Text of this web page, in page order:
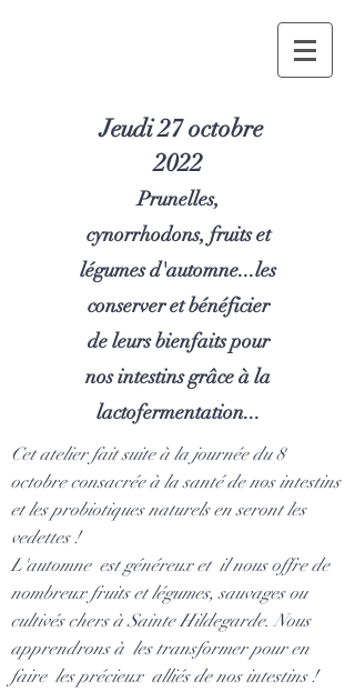
Jeudi 27 octobre
2022
Prunelles,
cynorrhodons, fruits et
légumes d'automne...les
conserver et bénéficier
de leurs bienfaits pour
nos intestins grâce à la
lactofermentation...
Cet atelier fait suite à la journée du 8
octobre consacrée à la santé de nos intestins
et les probiotiques naturels en seront les
vedettes !
L'automne est généreux et il nous offre de
nombreux fruits et légumes, sauvages ou
cultivés chers à Sainte Hildegarde. Nous
apprendrons à les transformer pour en
faire les précieux alliés de nos intestins !